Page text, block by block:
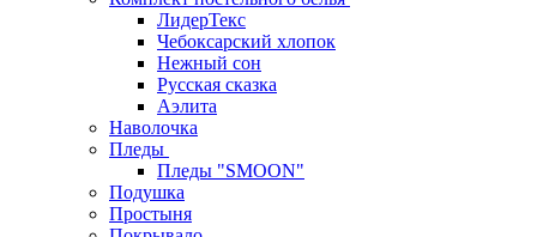
ЛидерТекс
Чебоксарский хлопок
Нежный сон
Русская сказка
Аэлита
Наволочка
Пледы
Пледы "SMOON"
Подушка
Простыня